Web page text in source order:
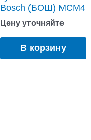
Bosch (БОШ) MCM4
Цену уточняйте
В корзину